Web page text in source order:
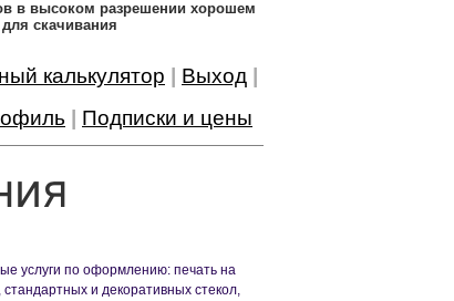
в высоком разрешении хорошем
скачивания
калькулятор Выход
Подписки и цены
услуги по оформлению: печать на
и декоративных стекол,